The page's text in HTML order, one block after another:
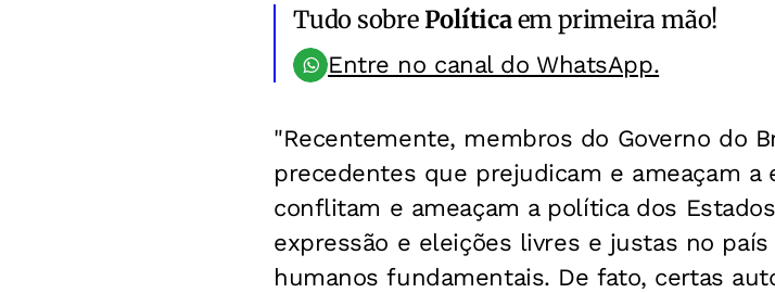
Tudo sobrePolíticaem primeira mão!
Entre no canal do WhatsApp.
"Recentemente, membros do Governo do
precedentes que prejudicam e ameaçam a
conflitam e ameaçam a política dos
expressão e eleições livres e justas no
humanos fundamentais. De fato, certas